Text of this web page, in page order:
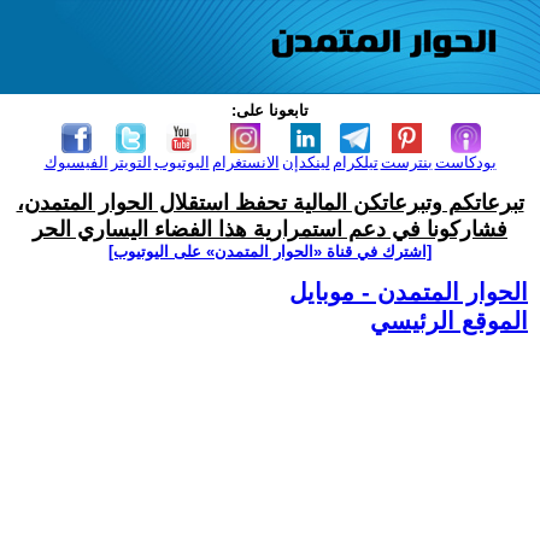
تابعونا على:
الفيسبوك التويتر اليوتيوب الانستغرام لينكدإن تيلكرامبنترست بودكاست
تبرعاتكم وتبرعاتكن المالية تحفظ استقلال الحوار المتمدن،
فشاركونا في دعم استمرارية هذا الفضاء اليساري الحر
[اشترك في قناة ‫«الحوار المتمدن» على اليوتيوب]
الحوار المتمدن - موبايل
الموقع الرئيسي